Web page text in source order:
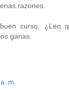
razones.
curso. ¿Leo
ganas.
m.